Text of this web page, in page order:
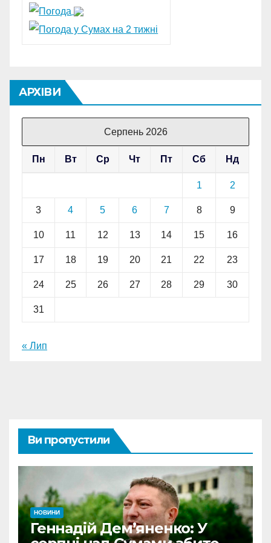
АРХІВИ
Серпень 2026
Пн Вт Ср Чт Пт Сб Нд
1 2
3 4 5 6 7 8 9
10 11 12 13 14 15 16
17 18 19 20 21 22 23
24 25 26 27 28 29 30
31
« Лип
Ви пропустили
НОВИНИ
Геннадій Дем’яненко: У